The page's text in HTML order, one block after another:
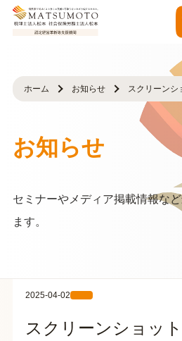
ホーム お知らせ スクリーン
お知らせ
セミナーやメディア掲載情報な
ます。
2025-04-02
スクリーンショッ